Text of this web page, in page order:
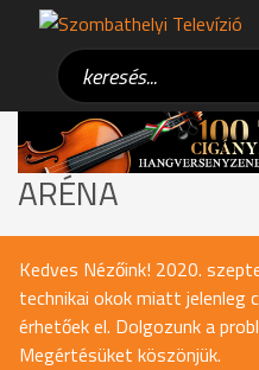
ARÉNA
Kedves Nézőink! 2020.
technikai okok miatt jelenleg
érhetőek el. Dolgozunk a
Megértésüket köszönjük.